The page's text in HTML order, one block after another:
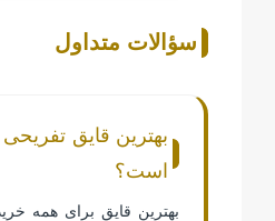
سؤالات متداول
بهترین قایق تفریحی
است؟
بهترین قایق برای همه